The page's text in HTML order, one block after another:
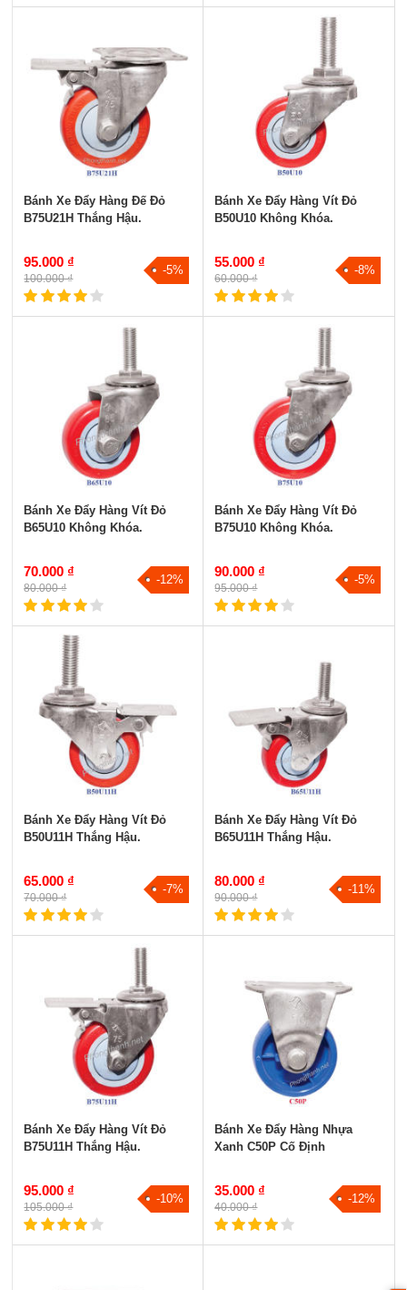
Bánh Xe Đẩy Hàng Đế Đỏ
B75U21H Thắng Hậu.
95.000 ₫
100.000 ₫
-5%
Bánh Xe Đẩy Hàng Vít Đỏ
B50U10 Không Khóa.
55.000 ₫
60.000 ₫
-8%
Bánh Xe Đẩy Hàng Vít Đỏ
B65U10 Không Khóa.
70.000 ₫
80.000 ₫
-12%
Bánh Xe Đẩy Hàng Vít Đỏ
B75U10 Không Khóa.
90.000 ₫
95.000 ₫
-5%
Bánh Xe Đẩy Hàng Vít Đỏ
B50U11H Thắng Hậu.
65.000 ₫
70.000 ₫
-7%
Bánh Xe Đẩy Hàng Vít Đỏ
B65U11H Thắng Hậu.
80.000 ₫
90.000 ₫
-11%
Bánh Xe Đẩy Hàng Vít Đỏ
B75U11H Thắng Hậu.
95.000 ₫
105.000 ₫
-10%
Bánh Xe Đẩy Hàng Nhựa
Xanh C50P Cố Định
35.000 ₫
40.000 ₫
-12%